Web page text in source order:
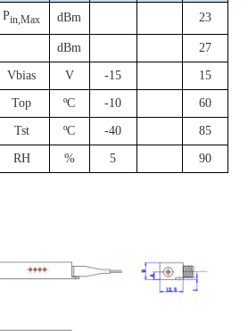
Pin,Max dBm 23
dBm 27
Vbias V -15 15
Top ºC -10 60
Tst ºC -40 85
RH % 5 90